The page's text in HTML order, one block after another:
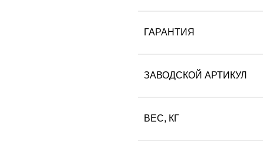
ГАРАНТИЯ
ЗАВОДСКОЙ АРТИКУЛ
ВЕС, КГ